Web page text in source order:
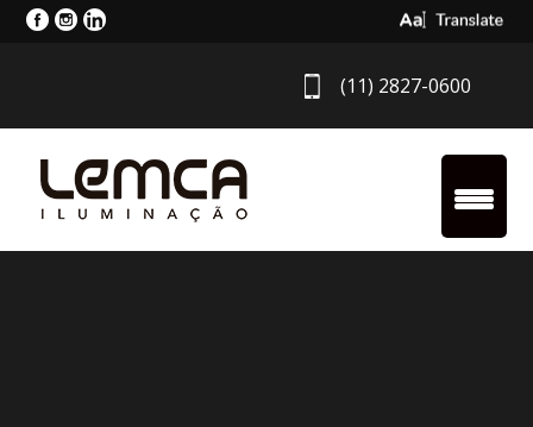
Select
(11) 2827-0600